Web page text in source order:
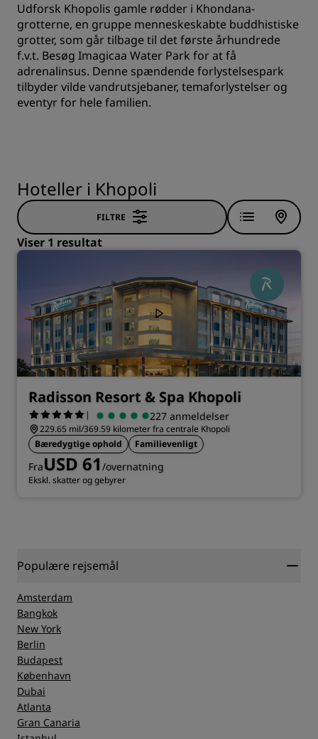
Udforsk Khopolis gamle rødder i Khondana-
grotterne, en gruppe menneskeskabte buddhistiske
grotter, som går tilbage til det første århundrede
f.v.t. Besøg Imagicaa Water Park for at få
adrenalinsus. Denne spændende forlystelsespark
tilbyder vilde vandrutsjebaner, temaforlystelser og
eventyr for hele familien.
Hoteller i Khopoli
FILTRE
Viser 1 resultat
Radisson Resort & Spa Khopoli
| 227 anmeldelser
229.65 mil/369.59 kilometer fra centrale Khopoli
Bæredygtige ophold
Familievenligt
FraUSD 61 /overnatning
Ekskl. skatter og gebyrer
Populære rejsemål
Amsterdam
Bangkok
New York
Berlin
Budapest
København
Dubai
Atlanta
Gran Canaria